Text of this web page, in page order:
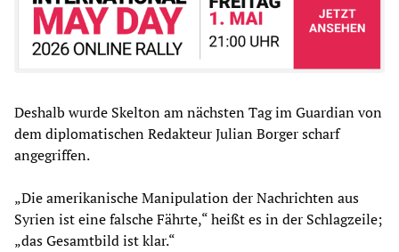
Deshalb wurde Skelton am nächsten Tag im Guardian von
dem diplomatischen Redakteur Julian Borger scharf
angegriffen.
„Die amerikanische Manipulation der Nachrichten aus
Syrien ist eine falsche Fährte,“ heißt es in der Schlagzeile;
„das Gesamtbild ist klar.“